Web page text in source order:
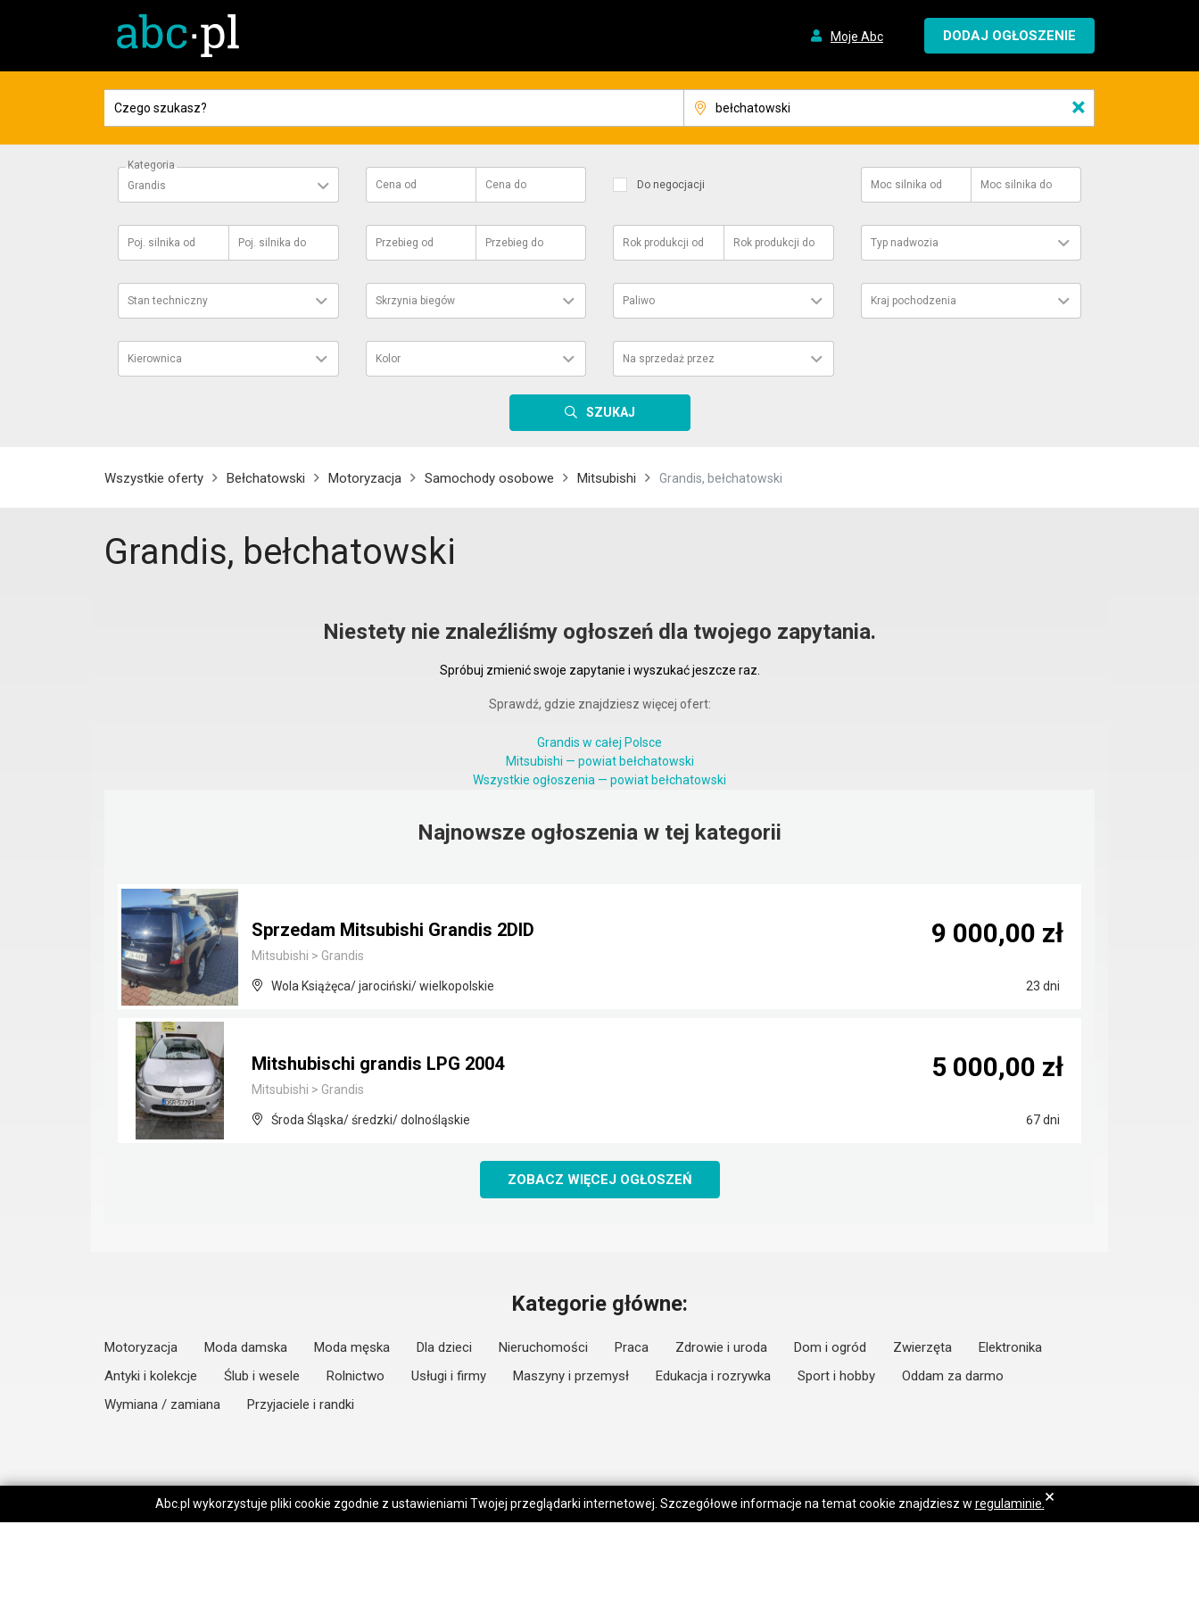
Moje Abc DODAJ OGŁOSZENIE
×
Kategoria
Grandis
Cena od Cena do Do negocjacji Moc silnika od Moc silnika do
Poj. silnika od Poj. silnika do Przebieg od Przebieg do Rok produkcji od Rok produkcji do Typ nadwozia
Stan techniczny Skrzynia biegów Paliwo Kraj pochodzenia
Kierownica Kolor Na sprzedaż przez
SZUKAJ
Wszystkie oferty Bełchatowski Motoryzacja Samochody osobowe Mitsubishi Grandis, bełchatowski
Grandis, bełchatowski
Niestety nie znaleźliśmy ogłoszeń dla twojego zapytania.
Spróbuj zmienić swoje zapytanie i wyszukać jeszcze raz.
Sprawdź, gdzie znajdziesz więcej ofert:
Grandis w całej Polsce
Mitsubishi — powiat bełchatowski
Wszystkie ogłoszenia — powiat bełchatowski
Najnowsze ogłoszenia w tej kategorii
Sprzedam Mitsubishi Grandis 2DID
Mitsubishi > Grandis
Wola Książęca/ jarociński/ wielkopolskie 23 dni
9 000,00 zł
Mitshubischi grandis LPG 2004
Mitsubishi > Grandis
Środa Śląska/ średzki/ dolnośląskie 67 dni
5 000,00 zł
ZOBACZ WIĘCEJ OGŁOSZEŃ
Kategorie główne:
Motoryzacja Moda damska Moda męska Dla dzieci Nieruchomości Praca Zdrowie i uroda Dom i ogród Zwierzęta
Elektronika
Antyki i kolekcje
Ślub i wesele Rolnictwo Usługi i firmy Maszyny i przemysł Edukacja i rozrywka Sport i hobby
Oddam za darmo
Wymiana / zamiana
Przyjaciele i randki
Abc.pl wykorzystuje pliki cookie zgodnie z ustawieniami Twojej przeglądarki internetowej. Szczegółowe informacje na temat cookie znajdziesz w regulaminie. ×